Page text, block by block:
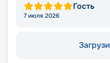
Гость
7 июля 2026